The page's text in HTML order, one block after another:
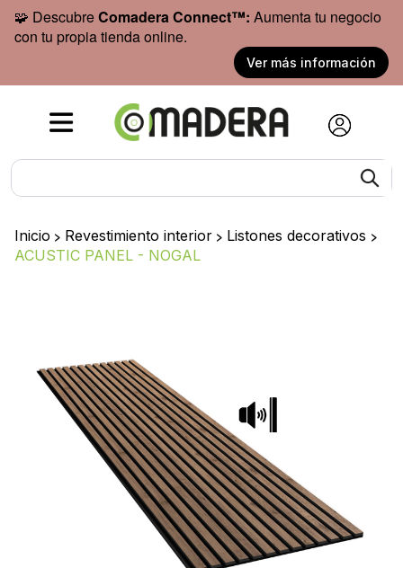
🧩 DescubreComadera Connect™: Aumenta tu negocio
con tu propia tienda online.
Ver más información
Inicio > Revestimiento interior > Listones decorativos >
ACUSTIC PANEL - NOGAL